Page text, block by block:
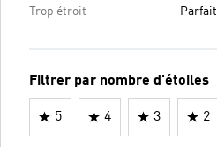
Trop étroit Parfait
Filtrer par nombre d'étoiles
5 4 3 2